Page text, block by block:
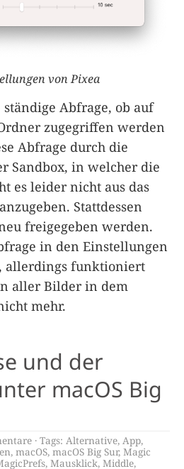
von Pixea
Abfrage, ob auf
zugegriffen werden
Abfrage durch die
Sandbox, in welcher die
es leider nicht aus das
Stattdessen
freigegeben werden.
in den Einstellungen
allerdings funktioniert
aller Bilder in dem
mehr.
und der
macOS Big
Tags: Alternative, App,
, macOS, macOS Big Sur, Magic
, Mausklick, Middle,